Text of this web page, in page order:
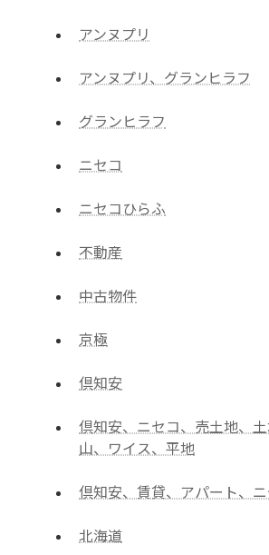
アンヌプリ
アンヌプリ、グランヒラフ
グランヒラフ
ニセコ
ニセコひらふ
不動産
中古物件
京極
倶知安
倶知安、ニセコ、売土地、
山、ワイス、平地
倶知安、賃貸、アパート、
北海道